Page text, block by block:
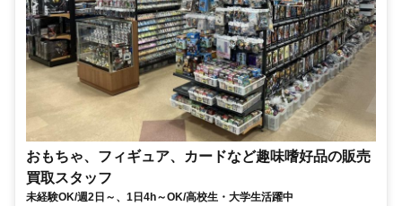
おもちゃ、フィギュア、カードなど趣味嗜好品の販売
買取スタッフ
未経験OK/週2日～、1日4h～OK/高校生・大学生活躍中